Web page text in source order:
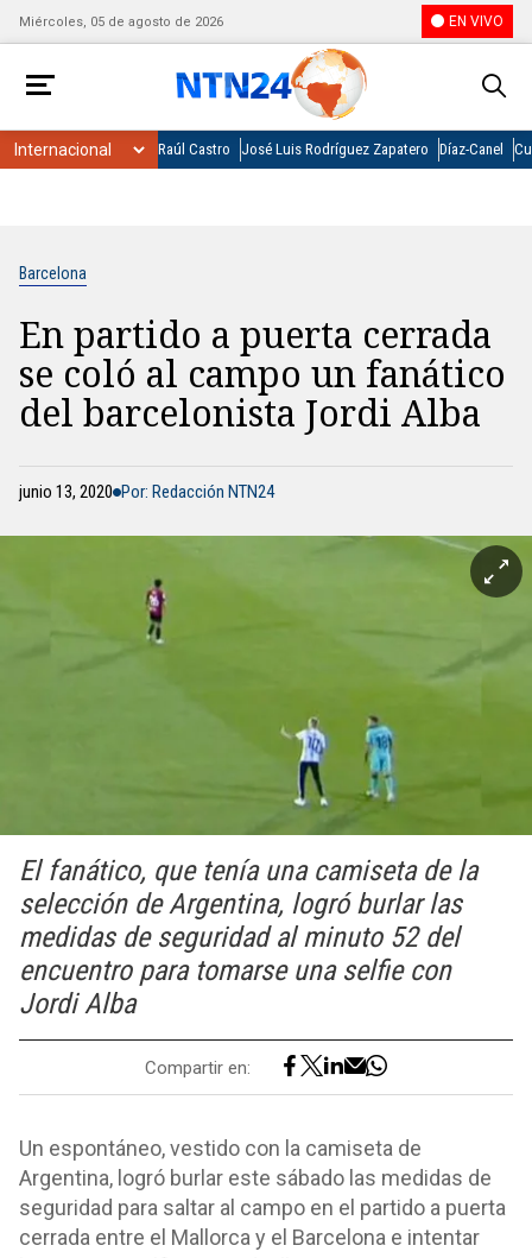
Miércoles, 05 de agosto de 2026 EN VIVO
Raúl Castro José Luis Rodríguez Zapatero Díaz-Canel
Barcelona
En partido a puerta cerrada
se coló al campo un fanático
del barcelonista Jordi Alba
junio 13, 2020 Por: Redacción NTN24
El fanático, que tenía una camiseta de la
selección de Argentina, logró burlar las
medidas de seguridad al minuto 52 del
encuentro para tomarse una selfie con
Jordi Alba
Compartir en:
Un espontáneo, vestido con la camiseta de
Argentina, logró burlar este sábado las medidas de
seguridad para saltar al campo en el partido a puerta
cerrada entre el Mallorca y el Barcelona e intentar